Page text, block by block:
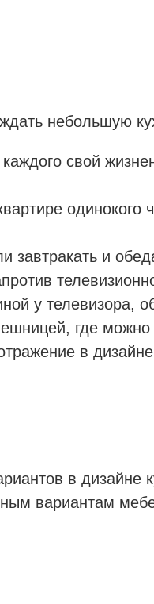
небольшую
свой
одинокого
и
у телевизора,
где можно
в
в дизайне
вариантам